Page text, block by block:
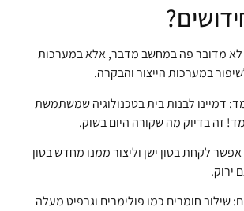
לא מדובר פה במחשב מדבר, אלא במערכות
במערכות הייצור והבקרה.
דמיינו לבנות בית בטכנולוגיה שמשתמשת
זה בדיוק מה שקורה היום בשוק.
אפשר לקחת בטון ישן וליצור ממנו מחדש בטון
ירוק.
שילוב חומרים כמו פולימרים וגרפיט מעלה